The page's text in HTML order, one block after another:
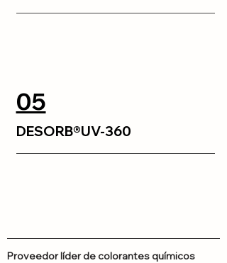
05
DESORB®UV-360
Proveedor líder de colorantes químicos